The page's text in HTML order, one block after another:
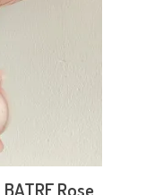
Rose